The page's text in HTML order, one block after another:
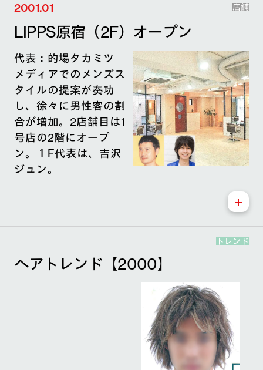
2001.01 店舗
LIPPS原宿（2F）オープン
代表：的場タカミツ
メディアでのメンズス
タイルの提案が奏功
し、徐々に男性客の割
合が増加。2店舗目は1
号店の2階にオープ
ン。１F代表は、吉沢
ジュン。
トレンド
ヘアトレンド【2000】